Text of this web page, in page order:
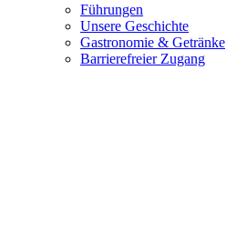
Führungen
Unsere Geschichte
Gastronomie & Getränke
Barrierefreier Zugang